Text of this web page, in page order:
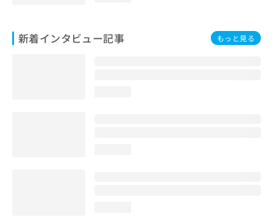
新着インタビュー記事 もっと見る